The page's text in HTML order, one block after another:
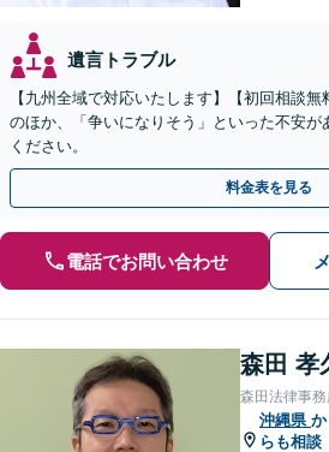
遺言トラブル
【九州全域で対応いたします】【初回相談
のほか、「争いになりそう」といった不安が
ください。
料金表を見る
電話でお問い合わせ
森田 孝
森田法律事
沖縄県 か
らも相談